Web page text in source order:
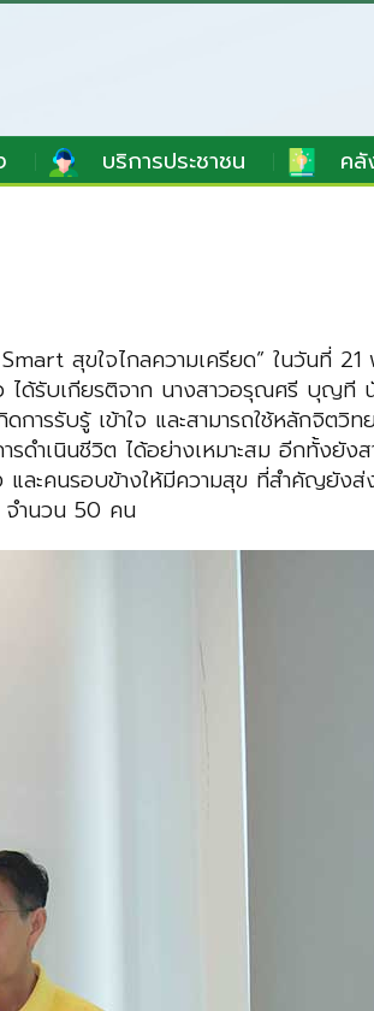
บริการประชาชน คลั
สุขใจไกลความเครียด” ในวันที่
ได้รับเกียรติจาก นางสาวอรุณศรี บุญที
รับรู้ เข้าใจ และสามารถใช้หลักจิตวิทย
เนินชีวิต ได้อย่างเหมาะสม อีกทั้งยัง
ะคนรอบข้างให้มีความสุข ที่สำคัญยังส่
จำนวน 50 คน